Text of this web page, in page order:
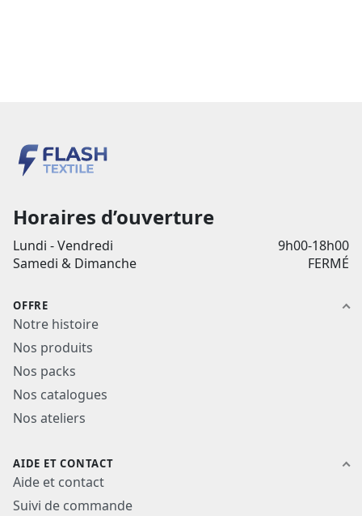
Horaires d’ouverture
Lundi - Vendredi
9h00-18h00
Samedi & Dimanche
FERMÉ
OFFRE
Notre histoire
Nos produits
Nos packs
Nos catalogues
Nos ateliers
AIDE ET CONTACT
Aide et contact
Suivi de commande